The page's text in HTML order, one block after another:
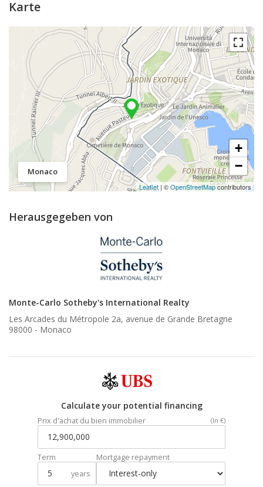
Karte
Monaco
+
−
Leaflet | ©OpenStreetMapcontributors
Herausgegeben von
Monte-Carlo Sotheby's International Realty
Les Arcades du Métropole 2a, avenue de Grande Bretagne
98000 - Monaco
Calculate your potential financing
Prix d'achat du bien immobilier (In €)
Term
years
Mortgage repayment